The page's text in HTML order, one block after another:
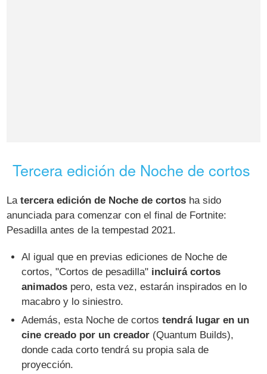
Tercera edición de Noche de cortos
Latercera edición de Noche de cortos ha sido
anunciada para comenzar con el final de Fortnite:
Pesadilla antes de la tempestad 2021.
Al igual que en previas ediciones de Noche de
cortos, "Cortos de pesadilla" incluirá cortos
animados pero, esta vez, estarán inspirados en lo
macabro y lo siniestro.
Además, esta Noche de cortostendrá lugar en un
cine creado por un creador (Quantum Builds),
donde cada corto tendrá su propia sala de
proyección.